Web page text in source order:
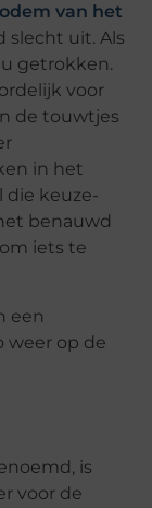
van het
slecht uit. Als
u getrokken.
voor
de touwtjes
in het
die keuze-
benauwd
iets te
een
weer op de
is
voor de